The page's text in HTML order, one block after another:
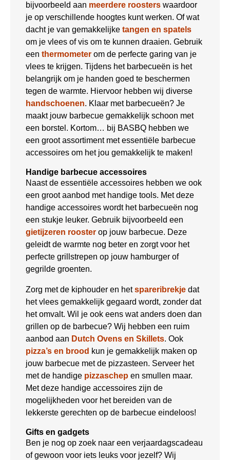
bijvoorbeeld aan meerdere roosters waardoor
je op verschillende hoogtes kunt werken. Of wat
dacht je van gemakkelijke tangen en spatels
om je vlees of vis om te kunnen draaien. Gebruik
een thermometer om de perfecte garing van je
vlees te krijgen. Tijdens het barbecueën is het
belangrijk om je handen goed te beschermen
tegen de warmte. Hiervoor hebben wij diverse
handschoenen. Klaar met barbecueën? Je
maakt jouw barbecue gemakkelijk schoon met
een borstel. Kortom… bij BASBQ hebben we
een groot assortiment met essentiële barbecue
accessoires om het jou gemakkelijk te maken!
Handige barbecue accessoires
Naast de essentiële accessoires hebben we ook
een groot aanbod met handige tools. Met deze
handige accessoires wordt het barbecueën nog
een stukje leuker. Gebruik bijvoorbeeld een
gietijzeren rooster op jouw barbecue. Deze
geleidt de warmte nog beter en zorgt voor het
perfecte grillstrepen op jouw hamburger of
gegrilde groenten.
Zorg met de kiphouder en hetspareribrekje dat
het vlees gemakkelijk gegaard wordt, zonder dat
het omvalt. Wil je ook eens wat anders doen dan
grillen op de barbecue? Wij hebben een ruim
aanbod aan Dutch Ovens en Skillets. Ook
pizza’s en brood kun je gemakkelijk maken op
jouw barbecue met de pizzasteen. Serveer het
met de handige pizzaschep en smullen maar.
Met deze handige accessoires zijn de
mogelijkheden voor het bereiden van de
lekkerste gerechten op de barbecue eindeloos!
Gifts en gadgets
Ben je nog op zoek naar een verjaardagscadeau
of gewoon voor iets leuks voor jezelf? Wij